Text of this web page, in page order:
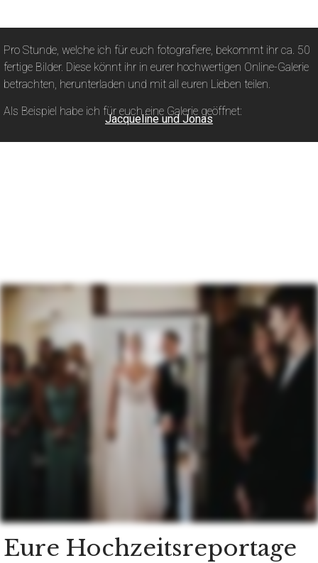
Pro Stunde, welche ich für euch fotografiere, bekommt ihr ca. 50
fertige Bilder. Diese könnt ihr in eurer hochwertigen Online-Galerie
betrachten, herunterladen und mit all euren Lieben teilen.
Als Beispiel habe ich für euch eine Galerie geöffnet:
Jacqueline und Jonas
Eure Hochzeitsreportage